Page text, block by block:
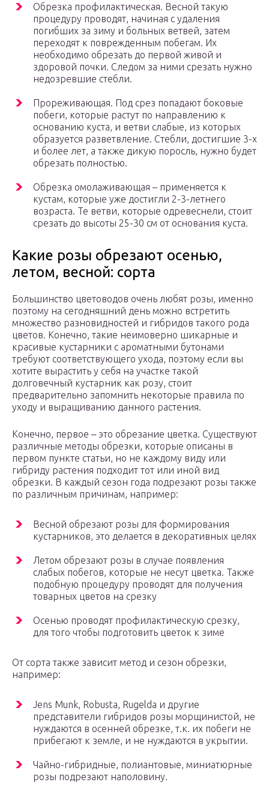
Обрезка профилактическая. Весной такую
процедуру проводят, начиная с удаления
погибших за зиму и больных ветвей, затем
переходят к поврежденным побегам. Их
необходимо обрезать до первой живой и
здоровой почки. Следом за ними срезать нужно
недозревшие стебли.
Прореживающая. Под срез попадают боковые
побеги, которые растут по направлению к
основанию куста, и ветви слабые, из которых
образуется разветвление. Стебли, достигшие 3-х
и более лет, а также дикую поросль, нужно будет
обрезать полностью.
Обрезка омолаживающая – применяется к
кустам, которые уже достигли 2-3-летнего
возраста. Те ветви, которые одревеснели, стоит
срезать до высоты 25-30 см от основания куста.
Какие розы обрезают осенью,
летом, весной: сорта
Большинство цветоводов очень любят розы, именно
поэтому на сегодняшний день можно встретить
множество разновидностей и гибридов такого рода
цветов. Конечно, такие неимоверно шикарные и
красивые кустарники с ароматными бутонами
требуют соответствующего ухода, поэтому если вы
хотите вырастить у себя на участке такой
долговечный кустарник как розу, стоит
предварительно запомнить некоторые правила по
уходу и выращиванию данного растения.
Конечно, первое – это обрезание цветка. Существуют
различные методы обрезки, которые описаны в
первом пункте статьи, но не каждому виду или
гибриду растения подходит тот или иной вид
обрезки. В каждый сезон года подрезают розы также
по различным причинам, например:
Весной обрезают розы для формирования
кустарников, это делается в декоративных целях
Летом обрезают розы в случае появления
слабых побегов, которые не несут цветка. Также
подобную процедуру проводят для получения
товарных цветов на срезку
Осенью проводят профилактическую срезку,
для того чтобы подготовить цветок к зиме
От сорта также зависит метод и сезон обрезки,
например:
Jens Munk, Robusta, Rugelda и другие
представители гибридов розы морщинистой, не
нуждаются в осенней обрезке, т.к. их побеги не
прибегают к земле, и не нуждаются в укрытии.
Чайно-гибридные, полиантовые, миниатюрные
розы подрезают наполовину.